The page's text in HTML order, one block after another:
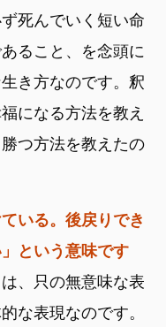
死んでいく短い命
ること、を念頭に
き方なのです。釈
になる方法を教え
つ方法を教えたの
いる。後戻りでき
という意味です
は、只の無意味な表
な表現なのです。